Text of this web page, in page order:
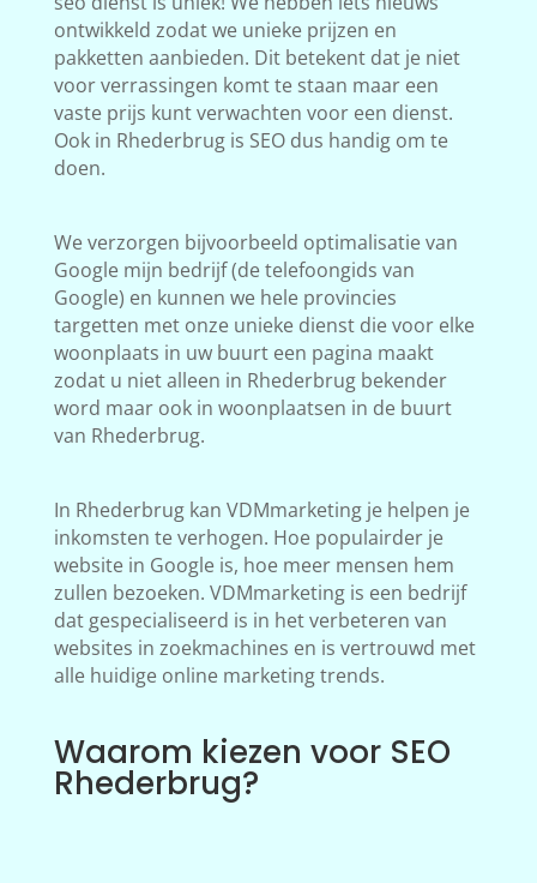
ontwikkeld zodat we unieke prijzen en
pakketten aanbieden. Dit betekent dat je niet
voor verrassingen komt te staan maar een
vaste prijs kunt verwachten voor een dienst.
Ook in Rhederbrug is SEO dus handig om te
doen.
We verzorgen bijvoorbeeld optimalisatie van
Google mijn bedrijf (de telefoongids van
Google) en kunnen we hele provincies
targetten met onze unieke dienst die voor elke
woonplaats in uw buurt een pagina maakt
zodat u niet alleen in Rhederbrug bekender
word maar ook in woonplaatsen in de buurt
van Rhederbrug.
In Rhederbrug kan VDMmarketing je helpen je
inkomsten te verhogen. Hoe populairder je
website in Google is, hoe meer mensen hem
zullen bezoeken. VDMmarketing is een bedrijf
dat gespecialiseerd is in het verbeteren van
websites in zoekmachines en is vertrouwd met
alle huidige online marketing trends.
Waarom kiezen voor SEO
Rhederbrug?